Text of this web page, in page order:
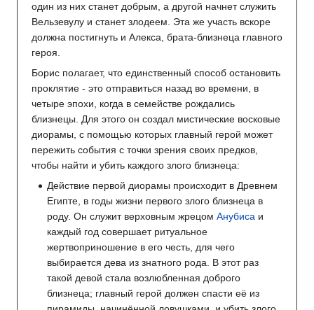
один из них станет добрым, а другой начнет служить
Вельзевулу и станет злодеем. Эта же участь вскоре
должна постигнуть и Алекса, брата-близнеца главного
героя.
Борис полагает, что единственный способ остановить
проклятие - это отправиться назад во времени, в
четыре эпохи, когда в семействе рождались
близнецы. Для этого он создал мистические восковые
диорамы, с помощью которых главный герой может
пережить события с точки зрения своих предков,
чтобы найти и убить каждого злого близнеца:
Действие первой диорамы происходит в Древнем
Египте, в годы жизни первого злого близнеца в
роду. Он служит верховным жрецомАнубиса и
каждый год совершает ритуальное
жертвоприношение в его честь, для чего
выбирается дева из знатного рода. В этот раз
такой девой стала возлюбленная доброго
близнеца; главный герой должен спасти её из